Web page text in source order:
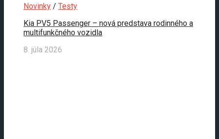
Novinky / Testy
Kia PV5 Passenger – nová predstava rodinného a
multifunkčného vozidla
8. júla 2026